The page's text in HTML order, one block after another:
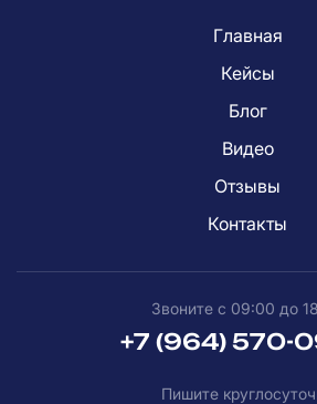
Главная
Кейсы
Блог
Видео
Отзывы
Контакты
Звоните с 09:00 до
+7 (964) 570-
Пишите